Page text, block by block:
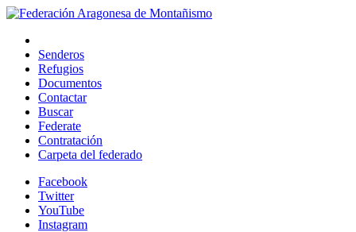
Senderos
Refugios
Documentos
Contactar
Buscar
Federate
Contratación
Carpeta del federado
Facebook
Twitter
YouTube
Instagram